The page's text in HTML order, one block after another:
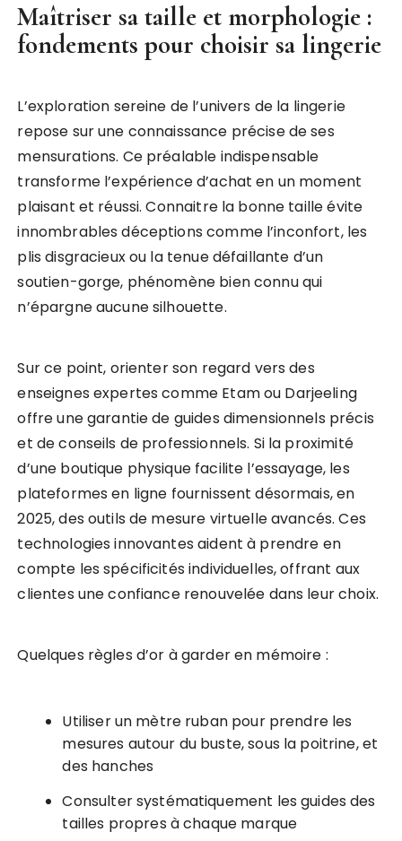
Maîtriser sa taille et morphologie :
fondements pour choisir sa lingerie
L’exploration sereine de l’univers de la lingerie
repose sur une connaissance précise de ses
mensurations. Ce préalable indispensable
transforme l’expérience d’achat en un moment
plaisant et réussi. Connaitre la bonne taille évite
innombrables déceptions comme l’inconfort, les
plis disgracieux ou la tenue défaillante d’un
soutien-gorge, phénomène bien connu qui
n’épargne aucune silhouette.
Sur ce point, orienter son regard vers des
enseignes expertes comme Etam ou Darjeeling
offre une garantie de guides dimensionnels précis
et de conseils de professionnels. Si la proximité
d’une boutique physique facilite l’essayage, les
plateformes en ligne fournissent désormais, en
2025, des outils de mesure virtuelle avancés. Ces
technologies innovantes aident à prendre en
compte les spécificités individuelles, offrant aux
clientes une confiance renouvelée dans leur choix.
Quelques règles d’or à garder en mémoire :
Utiliser un mètre ruban pour prendre les
mesures autour du buste, sous la poitrine, et
des hanches
Consulter systématiquement les guides des
tailles propres à chaque marque